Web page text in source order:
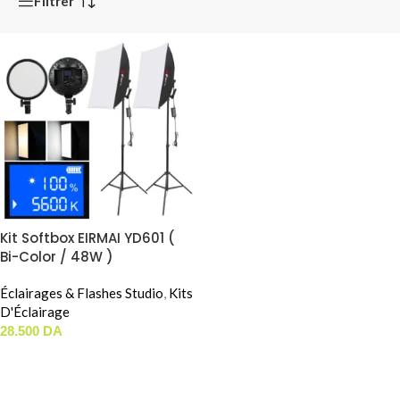
Kit Softbox EIRMAI YD601 (
Bi-Color / 48W )
Éclairages & Flashes Studio, Kits
D'Éclairage
28.500 DA